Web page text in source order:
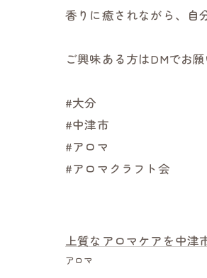
香りに癒されながら、自
ご興味ある方はDMでお願
#大分
#中津市
#アロマ
#アロマクラフト会
上質なアロマケアを中津
アロマ